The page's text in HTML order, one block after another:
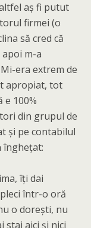
aș fi putut
firmei (o
să cred că
m-a
era extrem de
apropiat, tot
e 100%
din grupul de
și pe contabilul
înghețat:
îți dai
într-o oră
o dorești, nu
stai aici și nici